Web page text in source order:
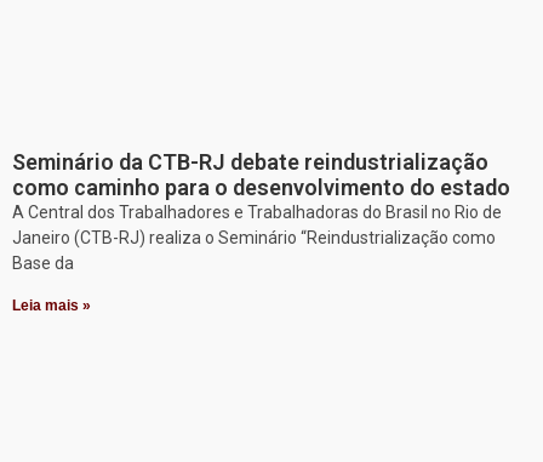
Seminário da CTB-RJ debate reindustrialização
como caminho para o desenvolvimento do estado
A Central dos Trabalhadores e Trabalhadoras do Brasil no Rio de
Janeiro (CTB-RJ) realiza o Seminário “Reindustrialização como
Base da
Leia mais »